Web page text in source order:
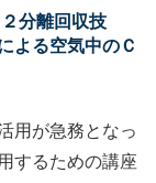
分離回収技
よる空気中のＣ
用が急務となっ
するための講座